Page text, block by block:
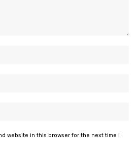
website in this browser for the next time I